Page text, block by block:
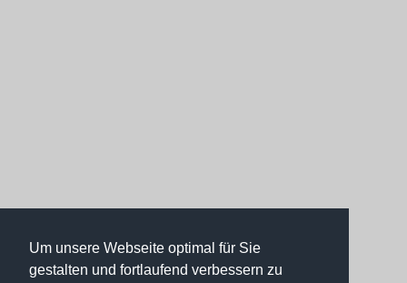
Um unsere Webseite optimal für Sie
gestalten und fortlaufend verbessern zu